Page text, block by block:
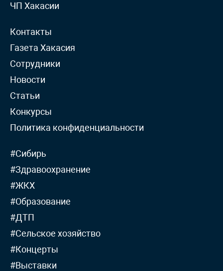
ЧП Хакасии
Контакты
Газета Хакасия
Сотрудники
Новости
Статьи
Конкурсы
Политика конфиденциальности
#Сибирь
#Здравоохранение
#ЖКХ
#Образование
#ДТП
#Сельское хозяйство
#Концерты
#Выставки